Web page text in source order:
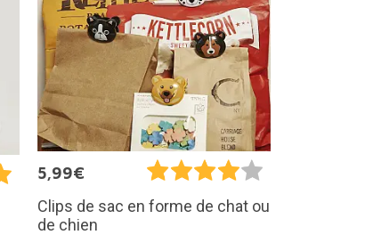
5,99€
Clips de sac en forme de chat ou
de chien